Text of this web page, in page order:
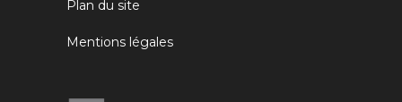
Plan du site
Mentions légales